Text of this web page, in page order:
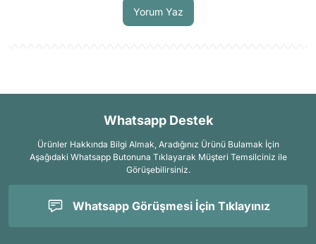
Yorum Yaz
Whatsapp Destek
Ürünler Hakkında Bilgi Almak, Aradığınız Ürünü Bulamak İçin
Aşağıdaki Whatsapp Butonuna Tıklayarak Müşteri Temsilciniz ile
Görüşebilirsiniz.
Whatsapp Görüşmesi İçin Tıklayınız